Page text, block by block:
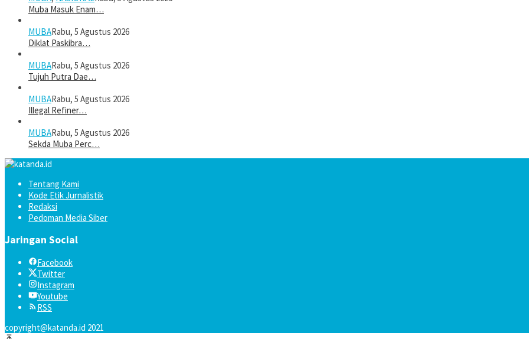
Muba Masuk Enam…
MUBARabu, 5 Agustus 2026
Diklat Paskibra…
MUBARabu, 5 Agustus 2026
Tujuh Putra Dae…
MUBARabu, 5 Agustus 2026
Illegal Refiner…
MUBARabu, 5 Agustus 2026
Sekda Muba Perc…
Tentang Kami
Kode Etik Jurnalistik
Redaksi
Pedoman Media Siber
Jaringan Social
Facebook
Twitter
Instagram
Youtube
RSS
copyright@katanda.id 2021